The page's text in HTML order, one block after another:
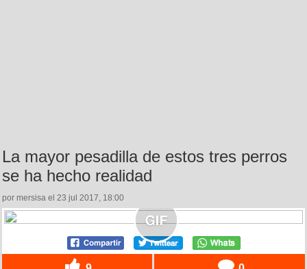
La mayor pesadilla de estos tres perros
se ha hecho realidad
por mersisa el 23 jul 2017, 18:00